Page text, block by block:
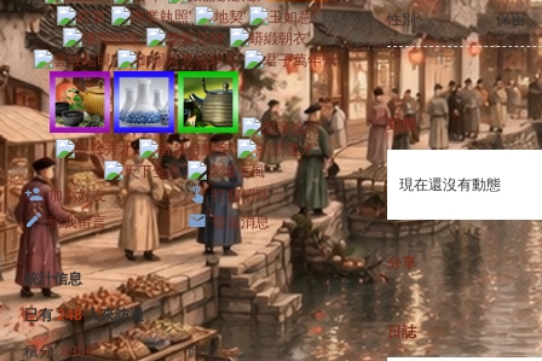
加為好友
打個招呼
給我留言
發送消息
統計信息
已有248人來訪過
積分: 8906 顏值:--
性別
保密
動態
現在還沒有動態
分享
日誌